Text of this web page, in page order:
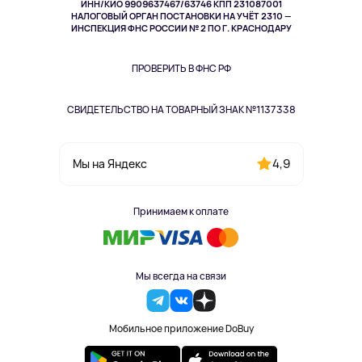
ИНН/КИО 9909637467/63746 КПП 231087001
НАЛОГОВЫЙ ОРГАН ПОСТАНОВКИ НА УЧЁТ 2310 —
ИНСПЕКЦИЯ ФНС РОССИИ № 2 ПО Г. КРАСНОДАРУ
ПРОВЕРИТЬ В ФНС РФ
СВИДЕТЕЛЬСТВО НА ТОВАРНЫЙ ЗНАК №1137338
Мы на Яндекс 4,9
Принимаем к оплате
Мы всегда на связи
Мобильное приложение DoBuy
Здоровье питомцев
Одежда и аксессуары